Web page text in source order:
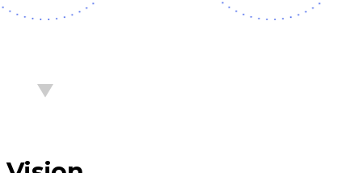
change_history